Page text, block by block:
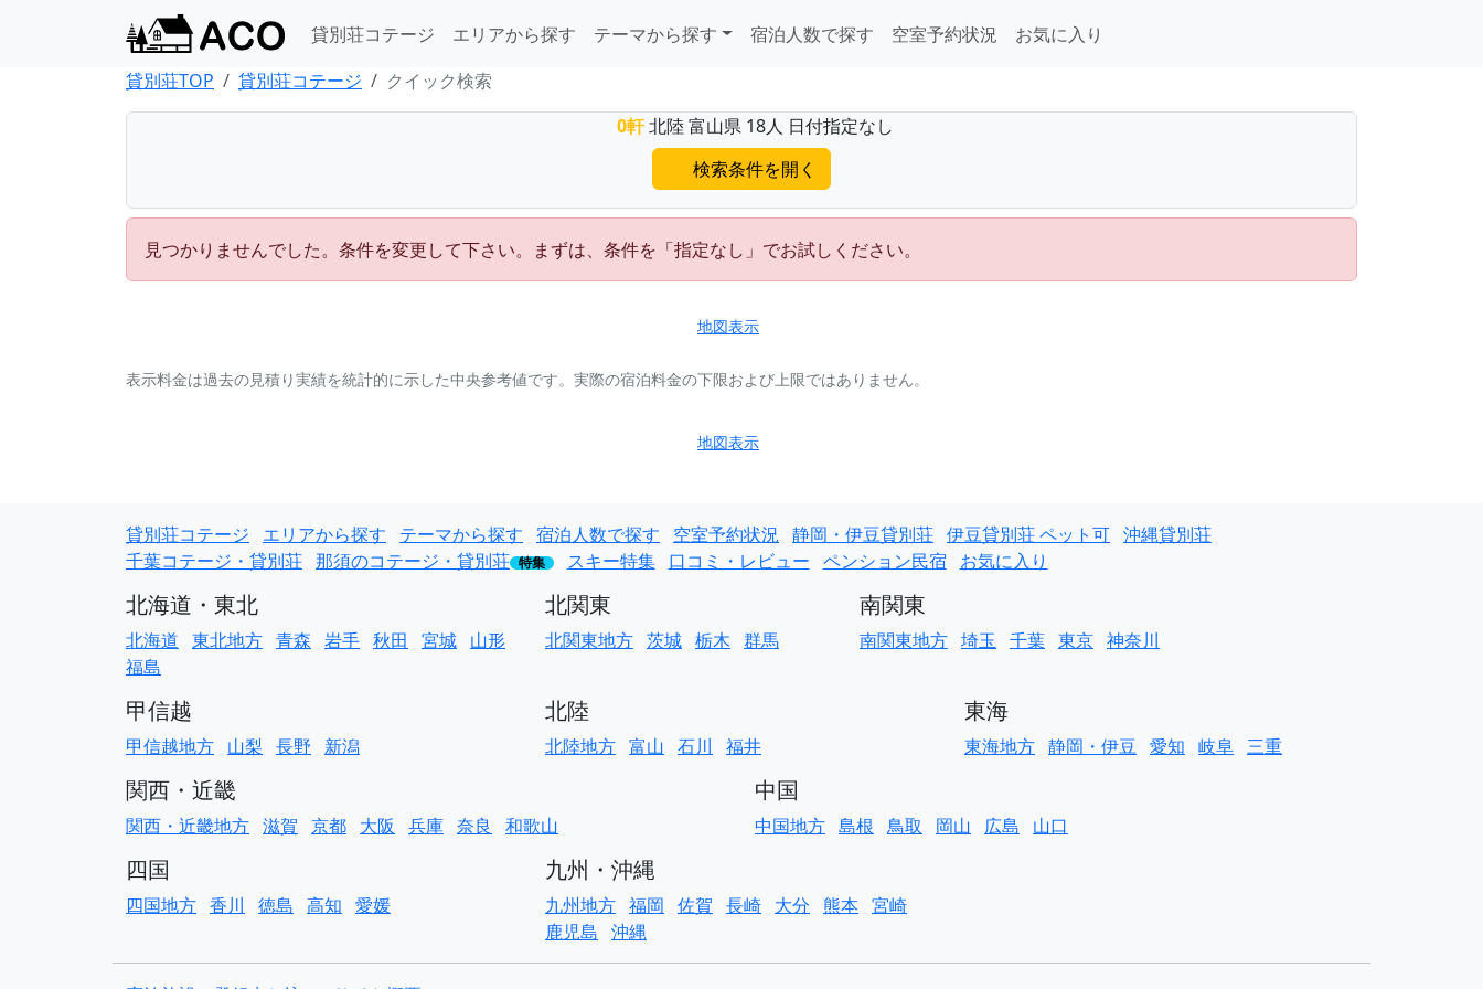
貸別荘コテージ エリアから探す テーマから探す 宿泊人数で探す 空室予約状況
お気に入り
貸別荘TOP
貸別荘コテージ
クイック検索
0軒北陸 富山県 18人 日付指定なし
検索条件を開く
見つかりませんでした。条件を変更して下さい。まずは、条件を「指定なし」でお試しください。
地図表示
表示料金は過去の見積り実績を統計的に示した中央参考値です。実際の宿泊料金の下限および上限ではありません。
地図表示
貸別荘コテージ エリアから探す テーマから探す 宿泊人数で探す 空室予約状況 静岡・伊豆貸別荘 伊豆貸別荘 ペット可 沖縄貸別荘
千葉コテージ・貸別荘 那須のコテージ・貸別荘 特集 スキー特集 口コミ・レビュー ペンション民宿 お気に入り
北海道・東北
北海道 東北地方 青森 岩手 秋田 宮城 山形
福島
北関東
北関東地方 茨城 栃木 群馬
南関東
南関東地方 埼玉 千葉 東京 神奈川
甲信越
甲信越地方 山梨 長野 新潟
北陸
北陸地方 富山 石川 福井
東海
東海地方 静岡・伊豆 愛知 岐阜 三重
関西・近畿
関西・近畿地方 滋賀 京都 大阪 兵庫 奈良 和歌山
中国
中国地方 島根 鳥取 岡山 広島 山口
四国
四国地方 香川 徳島 高知 愛媛
九州・沖縄
九州地方 福岡 佐賀 長崎 大分 熊本 宮崎
鹿児島 沖縄